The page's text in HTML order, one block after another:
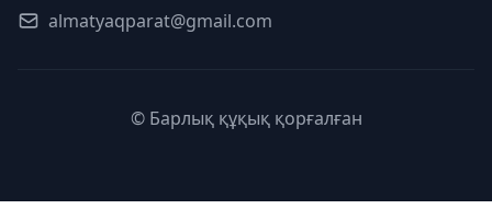
almatyaqparat@gmail.com
© Барлық құқық қорғалған